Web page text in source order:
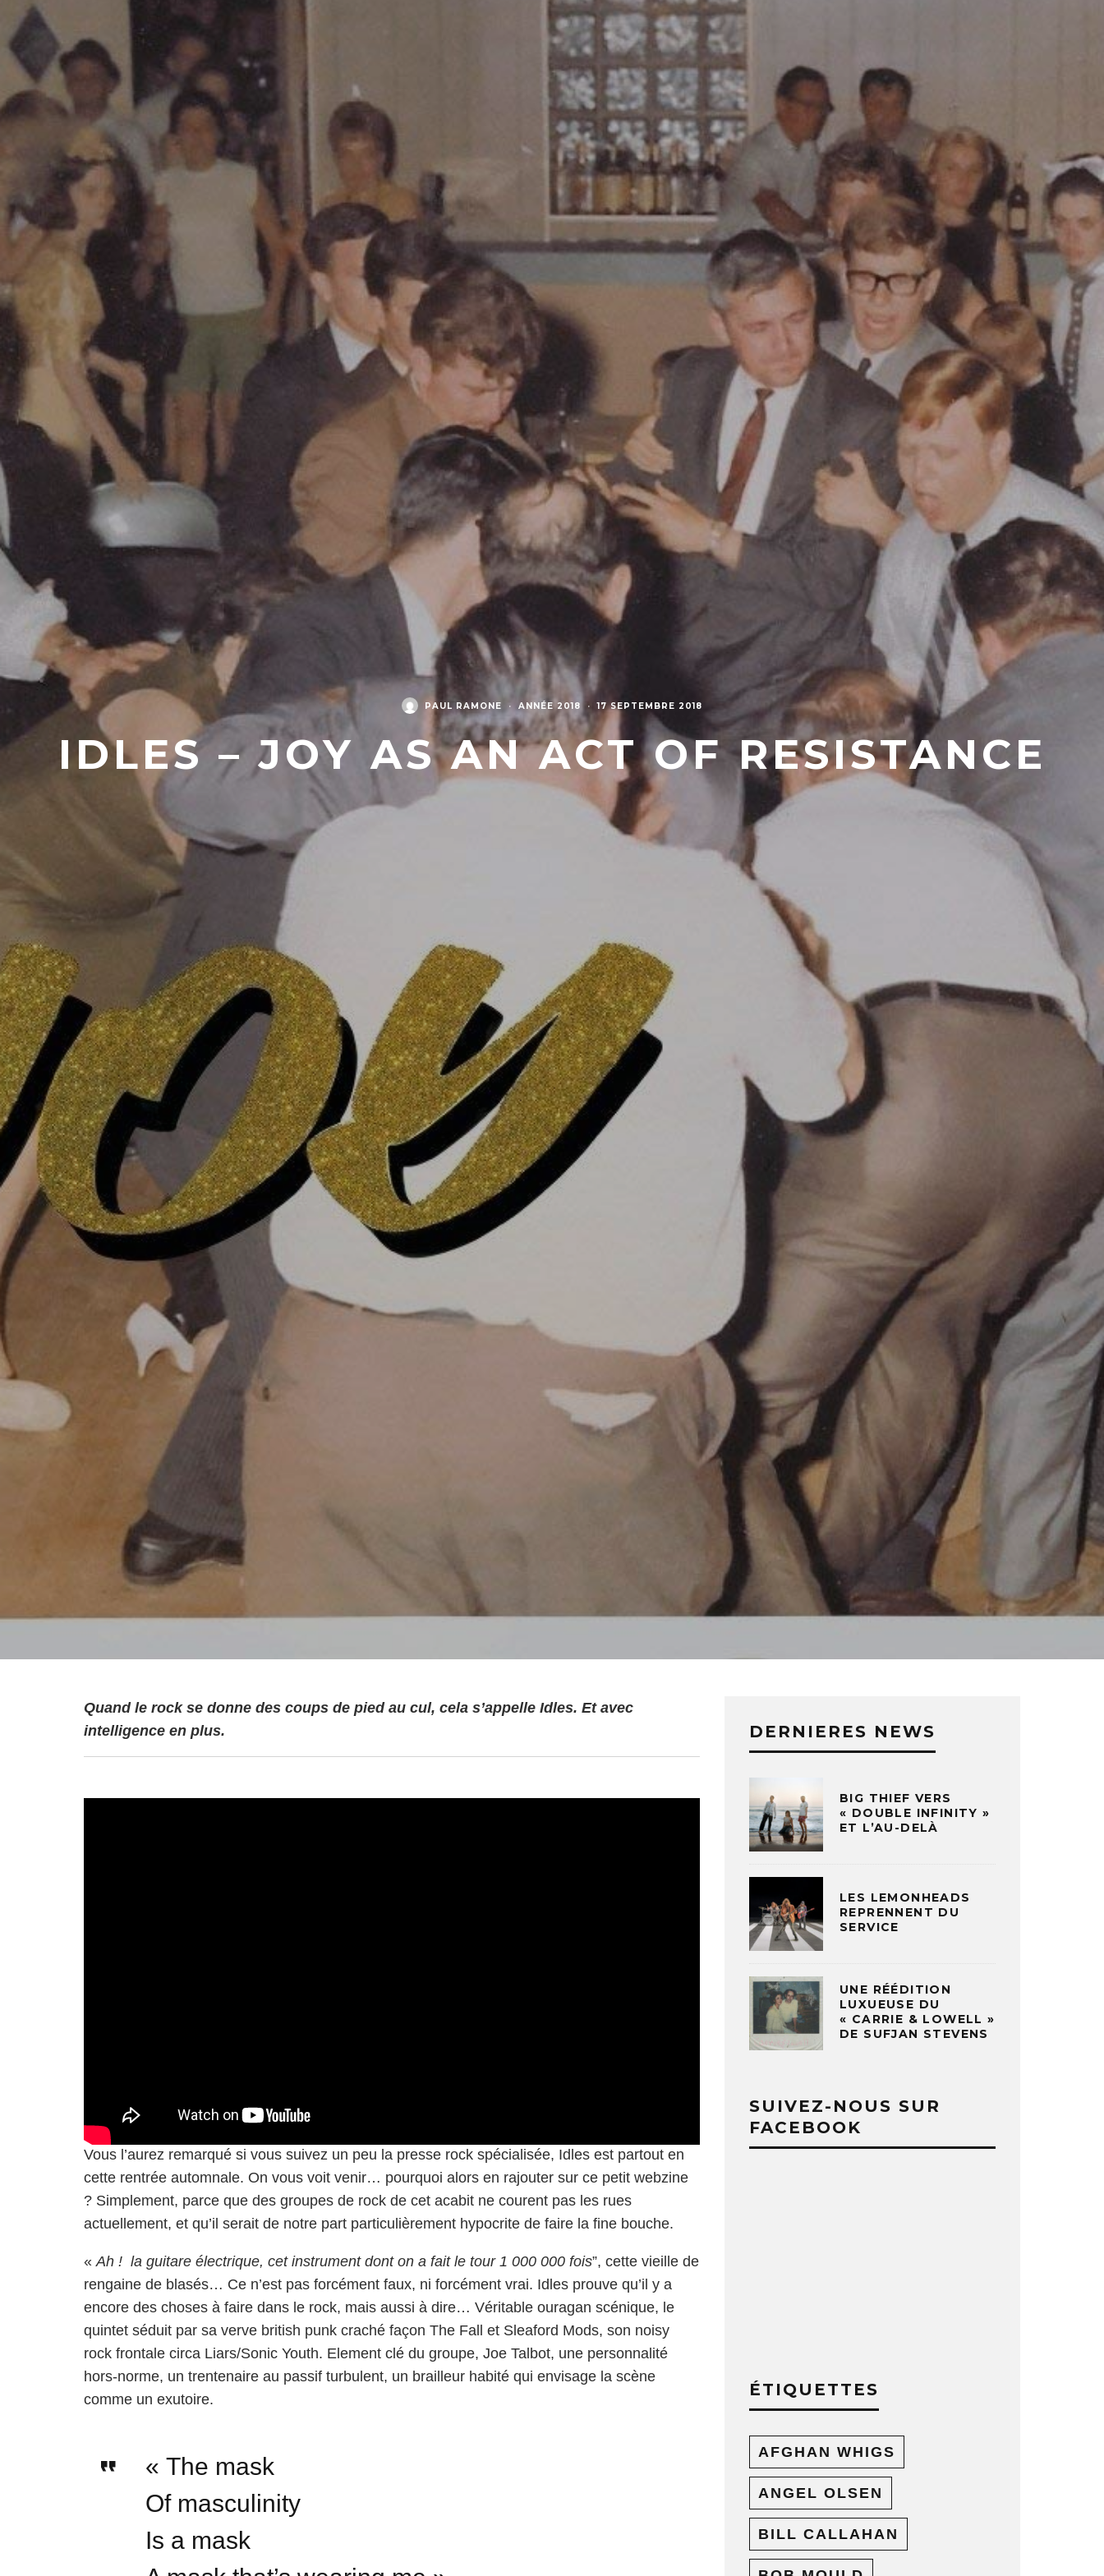
PAUL RAMONE · ANNÉE 2018 · 17 SEPTEMBRE 2018
IDLES – JOY AS AN ACT OF RESISTANCE
Quand le rock se donne des coups de pied au cul, cela s’appelle Idles. Et avec
intelligence en plus.
Vous l’aurez remarqué si vous suivez un peu la presse rock spécialisée, Idles est partout en
cette rentrée automnale. On vous voit venir… pourquoi alors en rajouter sur ce petit webzine
? Simplement, parce que des groupes de rock de cet acabit ne courent pas les rues
actuellement, et qu’il serait de notre part particulièrement hypocrite de faire la fine bouche.
« Ah ! la guitare électrique, cet instrument dont on a fait le tour 1 000 000 fois”, cette vieille de
rengaine de blasés… Ce n’est pas forcément faux, ni forcément vrai. Idles prouve qu’il y a
encore des choses à faire dans le rock, mais aussi à dire… Véritable ouragan scénique, le
quintet séduit par sa verve british punk craché façon The Fall et Sleaford Mods, son noisy
rock frontale circa Liars/Sonic Youth. Element clé du groupe, Joe Talbot, une personnalité
hors-norme, un trentenaire au passif turbulent, un brailleur habité qui envisage la scène
comme un exutoire.
« The mask
Of masculinity
Is a mask
DERNIERES NEWS
BIG THIEF VERS
« DOUBLE INFINITY »
ET L’AU-DELÀ
LES LEMONHEADS
REPRENNENT DU
SERVICE
UNE RÉÉDITION
LUXUEUSE DU
« CARRIE & LOWELL »
DE SUFJAN STEVENS
SUIVEZ-NOUS SUR
FACEBOOK
ÉTIQUETTES
AFGHAN WHIGS
ANGEL OLSEN
BILL CALLAHAN